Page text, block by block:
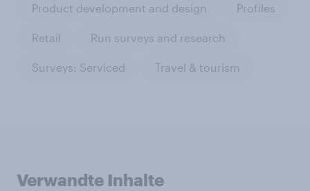
Product development and design Profiles
Retail Run surveys and research
Surveys: Serviced Travel & tourism
Verwandte Inhalte